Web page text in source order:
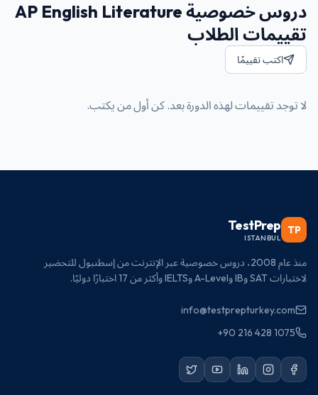
دروس خصوصية AP English Literature
تقييمات الطلاب
اكتب تقييمًا
لا توجد تقييمات لهذه الدورة بعد. كن أول من يكتب.
TP
TestPrep
ISTANBUL
منذ عام 2008، دروس خصوصية عبر الإنترنت من إسطنبول للتحضير
لاختبارات SAT وIB وA-Level وIELTS وأكثر من 17 اختبارًا دوليًا.
info@testprepturkey.com
+90 216 428 1075